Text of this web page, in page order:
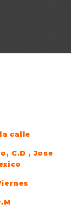
calle
C.D , Jose